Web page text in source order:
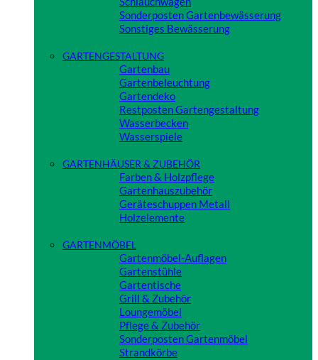
Sonderposten Gartenbewässerung
Sonstiges Bewässerung
GARTENGESTALTUNG
Gartenbau
Gartenbeleuchtung
Gartendeko
Restposten Gartengestaltung
Wasserbecken
Wasserspiele
GARTENHÄUSER & ZUBEHÖR
Farben & Holzpflege
Gartenhauszubehör
Geräteschuppen Metall
Holzelemente
GARTENMÖBEL
Gartenmöbel-Auflagen
Gartenstühle
Gartentische
Grill & Zubehör
Loungemöbel
Pflege & Zubehör
Sonderposten Gartenmöbel
Strandkörbe